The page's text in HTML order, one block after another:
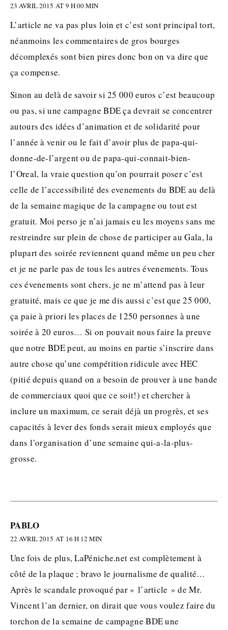
23 AVRIL 2015 AT 9 H 00 MIN
L’article ne va pas plus loin et c’est sont principal tort,
néanmoins les commentaires de gros bourges
décomplexés sont bien pires donc bon on va dire que
ça compense.
Sinon au delà de savoir si 25 000 euros c’est beaucoup
ou pas, si une campagne BDE ça devrait se concentrer
autours des idées d’animation et de solidarité pour
l’année à venir ou le fait d’avoir plus de papa-qui-
donne-de-l’argent ou de papa-qui-connait-bien-
l’Oreal, la vraie question qu’on pourrait poser c’est
celle de l’accessibilité des evenements du BDE au delà
de la semaine magique de la campagne ou tout est
gratuit. Moi perso je n’ai jamais eu les moyens sans me
restreindre sur plein de chose de participer au Gala, la
plupart des soirée reviennent quand même un peu cher
et je ne parle pas de tous les autres évenements. Tous
ces évenements sont chers, je ne m’attend pas à leur
gratuité, mais ce que je me dis aussi c’est que 25 000,
ça paie à priori les places de 1250 personnes à une
soirée à 20 euros… Si on pouvait nous faire la preuve
que notre BDE peut, au moins en partie s’inscrire dans
autre chose qu’une compétition ridicule avec HEC
(pitié depuis quand on a besoin de prouver à une bande
de commerciaux quoi que ce soit!) et chercher à
inclure un maximum, ce serait déjà un progrès, et ses
capacités à lever des fonds serait mieux employés que
dans l’organisation d’une semaine qui-a-la-plus-
grosse.
PABLO
22 AVRIL 2015 AT 16 H 12 MIN
Une fois de plus, LaPéniche.net est complètement à
côté de la plaque ; bravo le journalisme de qualité…
Après le scandale provoqué par « l’article » de Mr.
Vincent l’an dernier, on dirait que vous voulez faire du
torchon de la semaine de campagne BDE une